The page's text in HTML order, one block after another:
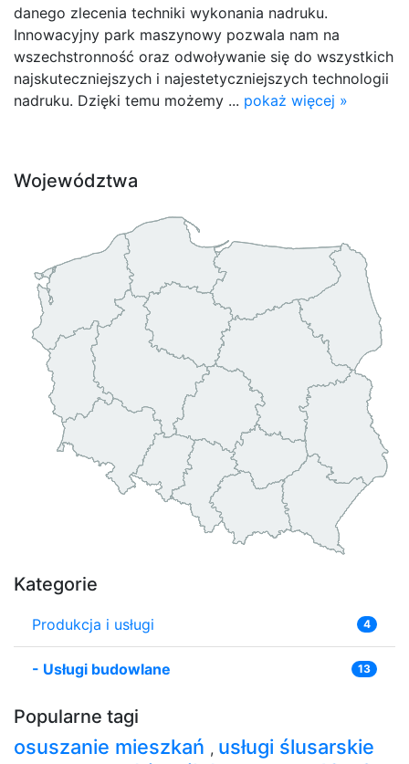
danego zlecenia techniki wykonania nadruku.
Innowacyjny park maszynowy pozwala nam na
wszechstronność oraz odwoływanie się do wszystkich
najskuteczniejszych i najestetyczniejszych technologii
nadruku. Dzięki temu możemy ... pokaż więcej »
Województwa
Kategorie
Produkcja i usługi 4
- Usługi budowlane 13
Popularne tagi
osuszanie mieszkań , usługi ślusarskie